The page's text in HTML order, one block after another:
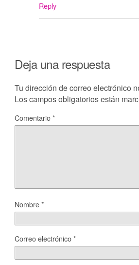
Reply
Deja una respuesta
Tu dirección de correo electrónico
Los campos obligatorios están
Comentario*
Nombre*
Correo electrónico*